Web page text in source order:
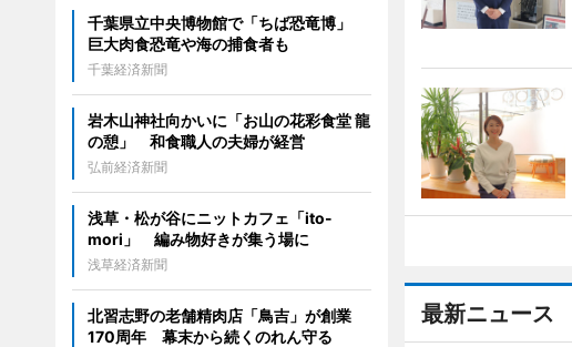
最新ニュース
千葉県立中央博物館で「ちば恐竜博」
巨大肉食恐竜や海の捕食者も
千葉経済新聞
岩木山神社向かいに「お山の花彩食堂 龍
の憩」 和食職人の夫婦が経営
弘前経済新聞
浅草・松が谷にニットカフェ「ito-
mori」 編み物好きが集う場に
浅草経済新聞
北習志野の老舗精肉店「鳥吉」が創業
170周年 幕末から続くのれん守る